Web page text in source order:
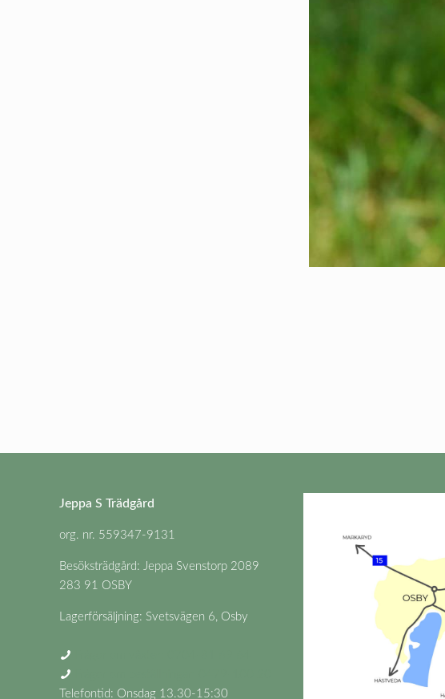
Jeppa S Trädgård
org. nr. 559347-9131
Besöksträdgård: Jeppa Svenstorp 2089
283 91 OSBY
Lagerförsäljning: Svetsvägen 6, Osby
Telefontid: Onsdag 13.30-15:30